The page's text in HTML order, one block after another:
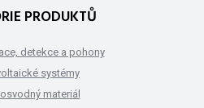
PRODUKTŮ
detekce a pohony
systémy
materiál